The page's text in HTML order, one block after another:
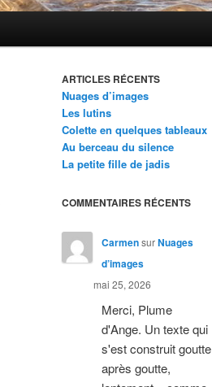
ARTICLES RÉCENTS
Nuages d’images
Les lutins
Colette en quelques tableaux
Au berceau du silence
La petite fille de jadis
COMMENTAIRES RÉCENTS
CarmensurNuages
d’images
mai 25, 2026
Merci, Plume
d'Ange. Un texte qui
s'est construit goutte
après goutte,